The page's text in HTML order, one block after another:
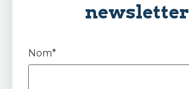
newsletter
Nom*